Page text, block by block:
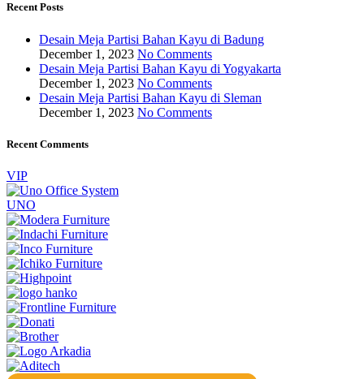
Recent Posts
Desain Meja Partisi Bahan Kayu di Badung
December 1, 2023 No Comments
Desain Meja Partisi Bahan Kayu di Yogyakarta
December 1, 2023 No Comments
Desain Meja Partisi Bahan Kayu di Sleman
December 1, 2023 No Comments
Recent Comments
VIP
UNO